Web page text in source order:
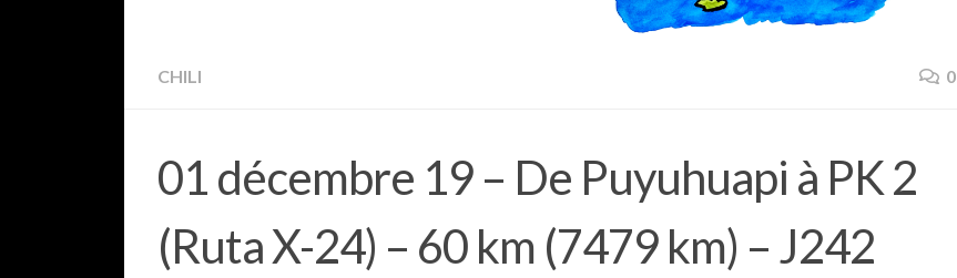
CHILI 0
01 décembre 19 – De Puyuhuapi à PK 2
(Ruta X-24) – 60 km (7479 km) – J242